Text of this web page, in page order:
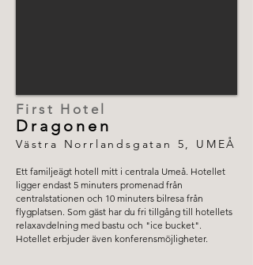
Dragonen
First Hotel
Västra Norrlandsgatan 5, UMEÅ
Ett familjeägt hotell mitt i centrala Umeå. Hotellet
ligger endast 5 minuters promenad från
centralstationen och 10 minuters bilresa från
flygplatsen. Som gäst har du fri tillgång till hotellets
relaxavdelning med bastu och "ice bucket".
Hotellet erbjuder även konferensmöjligheter.